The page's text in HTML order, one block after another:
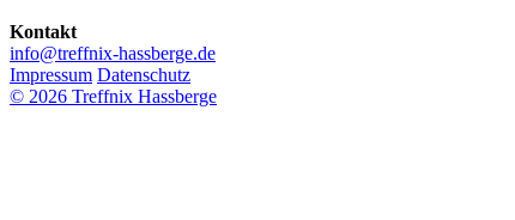
Kontakt
info@treffnix-hassberge.de
Impressum Datenschutz
© 2026 Treffnix Hassberge